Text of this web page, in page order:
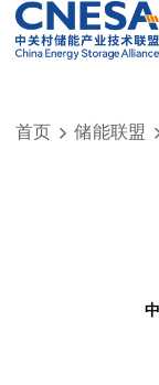
首页  储能联盟